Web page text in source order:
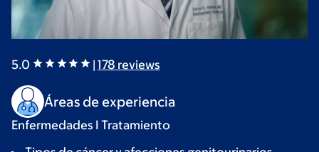
5.0 | 178 reviews
Áreas de experiencia
Enfermedades I Tratamiento